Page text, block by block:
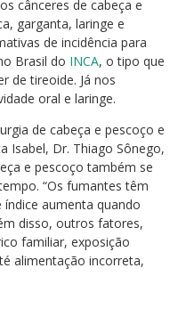
cânceres de cabeça e
garganta, laringe e
de incidência para
Brasil do INCA, o tipo que
de tireoide. Já nos
oral e laringe.
de cabeça e pescoço e
Isabel, Dr. Thiago Sônego,
e pescoço também se
“Os fumantes têm
índice aumenta quando
disso, outros fatores,
familiar, exposição
alimentação incorreta,